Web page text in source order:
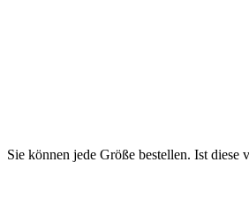
Sie können jede Größe bestellen. Ist